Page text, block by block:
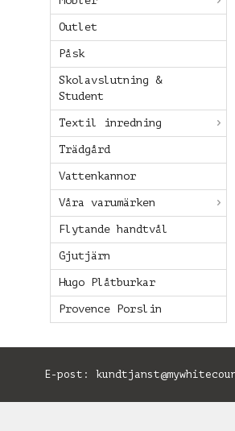
Outlet
Påsk
Skolavslutning &
Student
Textil inredning
Trädgård
Vattenkannor
Våra varumärken
Flytande handtvål
Gjutjärn
Hugo Plåtburkar
Provence Porslin
E-post: